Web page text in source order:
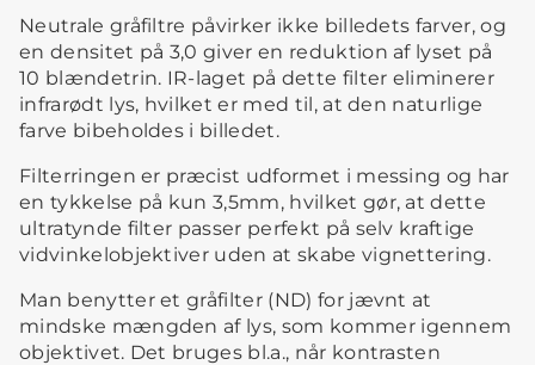
Neutrale gråfiltre påvirker ikke billedets farver, og
en densitet på 3,0 giver en reduktion af lyset på
10 blændetrin. IR-laget på dette filter eliminerer
infrarødt lys, hvilket er med til, at den naturlige
farve bibeholdes i billedet.
Filterringen er præcist udformet i messing og har
en tykkelse på kun 3,5mm, hvilket gør, at dette
ultratynde filter passer perfekt på selv kraftige
vidvinkelobjektiver uden at skabe vignettering.
Man benytter et gråfilter (ND) for jævnt at
mindske mængden af lys, som kommer igennem
objektivet. Det bruges bl.a., når kontrasten